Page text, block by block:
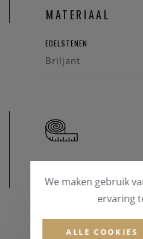
MATERIAAL
EDELSTENEN
Briljant
AFMETINGEN
We maken gebruik
ervaring
ALLE COOKIES